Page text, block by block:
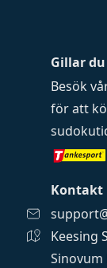
Gillar
Besök
för att
Kontakt
Keesing
Sinovum